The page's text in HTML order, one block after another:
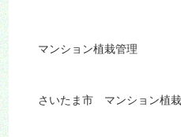
マンション植栽管理
さいたま市 マンション植